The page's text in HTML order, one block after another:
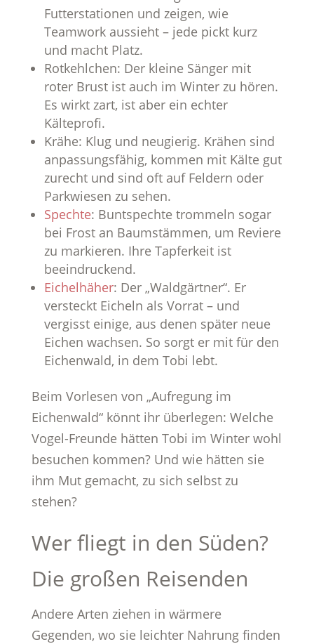
Futterstationen und zeigen, wie
Teamwork aussieht – jede pickt kurz
und macht Platz.
Rotkehlchen: Der kleine Sänger mit
roter Brust ist auch im Winter zu hören.
Es wirkt zart, ist aber ein echter
Kälteprofi.
Krähe: Klug und neugierig. Krähen sind
anpassungsfähig, kommen mit Kälte gut
zurecht und sind oft auf Feldern oder
Parkwiesen zu sehen.
Spechte: Buntspechte trommeln sogar
bei Frost an Baumstämmen, um Reviere
zu markieren. Ihre Tapferkeit ist
beeindruckend.
Eichelhäher: Der „Waldgärtner“. Er
versteckt Eicheln als Vorrat – und
vergisst einige, aus denen später neue
Eichen wachsen. So sorgt er mit für den
Eichenwald, in dem Tobi lebt.
Beim Vorlesen von „Aufregung im
Eichenwald“ könnt ihr überlegen: Welche
Vogel-Freunde hätten Tobi im Winter wohl
besuchen kommen? Und wie hätten sie
ihm Mut gemacht, zu sich selbst zu
stehen?
Wer fliegt in den Süden?
Die großen Reisenden
Andere Arten ziehen in wärmere
Gegenden, wo sie leichter Nahrung finden